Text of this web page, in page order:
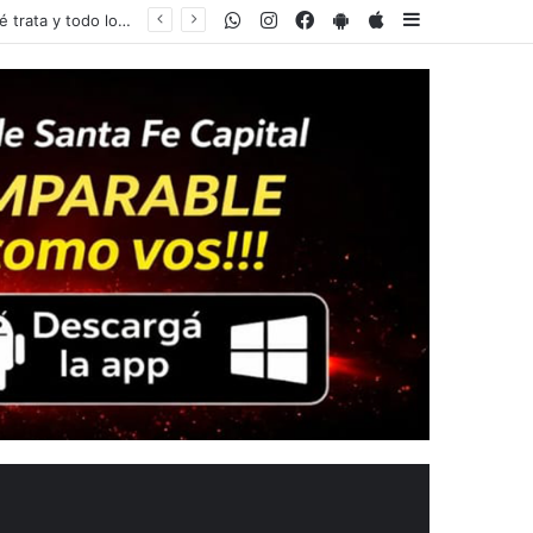
Xuxa y el recuerdo de su primero disco, a 40 años de su lanzamiento: la particular historia detrás de su foto de tapa AppStore
PlayStore
Facebook
Instagram
WhatsApp